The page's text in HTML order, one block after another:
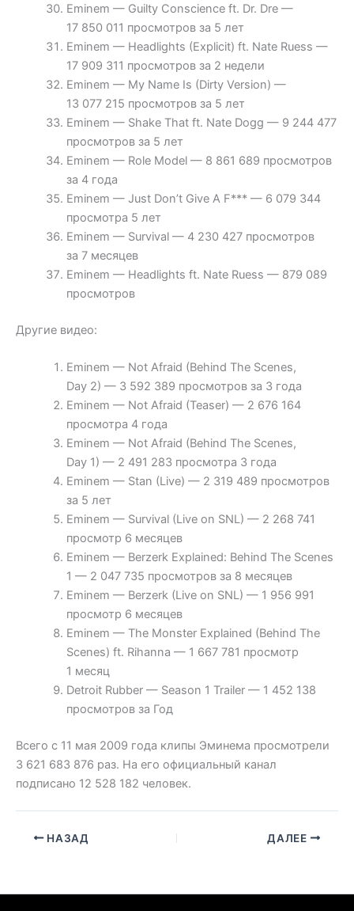
Eminem — Guilty Conscience ft. Dr. Dre —
17 850 011 просмотров за 5 лет
Eminem — Headlights (Explicit) ft. Nate Ruess —
17 909 311 просмотров за 2 недели
Eminem — My Name Is (Dirty Version) —
13 077 215 просмотров за 5 лет
Eminem — Shake That ft. Nate Dogg — 9 244 477
просмотров за 5 лет
Eminem — Role Model — 8 861 689 просмотров
за 4 года
Eminem — Just Don’t Give A F*** — 6 079 344
просмотра 5 лет
Eminem — Survival — 4 230 427 просмотров
за 7 месяцев
Eminem — Headlights ft. Nate Ruess — 879 089
просмотров
Другие видео:
Eminem — Not Afraid (Behind The Scenes,
Day 2) — 3 592 389 просмотров за 3 года
Eminem — Not Afraid (Teaser) — 2 676 164
просмотра 4 года
Eminem — Not Afraid (Behind The Scenes,
Day 1) — 2 491 283 просмотра 3 года
Eminem — Stan (Live) — 2 319 489 просмотров
за 5 лет
Eminem — Survival (Live on SNL) — 2 268 741
просмотр 6 месяцев
Eminem — Berzerk Explained: Behind The Scenes
1 — 2 047 735 просмотров за 8 месяцев
Eminem — Berzerk (Live on SNL) — 1 956 991
просмотр 6 месяцев
Eminem — The Monster Explained (Behind The
Scenes) ft. Rihanna — 1 667 781 просмотр
1 месяц
Detroit Rubber — Season 1 Trailer — 1 452 138
просмотров за Год
Всего с 11 мая 2009 года клипы Эминема просмотрели
3 621 683 876 раз. На его официальный канал
подписано 12 528 182 человек.
НАЗАД ДАЛЕЕ